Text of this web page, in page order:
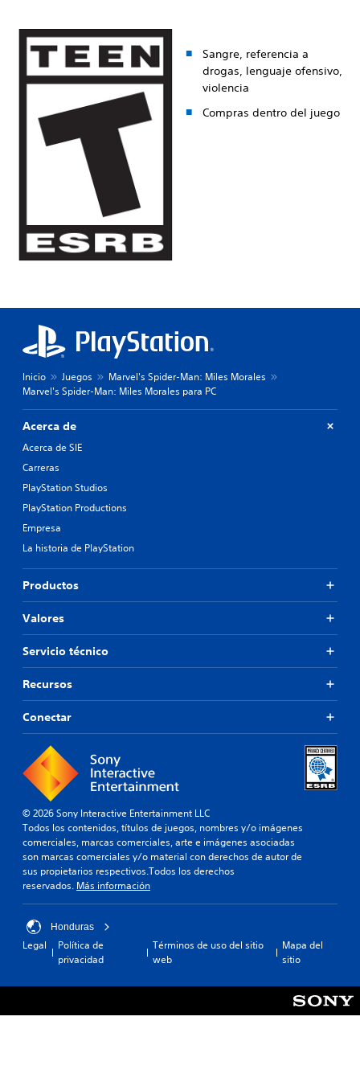
Sangre, referencia a
drogas, lenguaje ofensivo,
violencia
Compras dentro del juego
Inicio Juegos
Marvel's Spider-Man: Miles Morales
Marvel's Spider-Man: Miles Morales para PC
Acerca de
Acerca de SIE
Carreras
PlayStation Studios
PlayStation Productions
Empresa
La historia de PlayStation
Productos
Valores
Servicio técnico
Recursos
Conectar
© 2026 Sony Interactive Entertainment LLC
Todos los contenidos, títulos de juegos, nombres y/o imágenes
comerciales, marcas comerciales, arte e imágenes asociadas
son marcas comerciales y/o material con derechos de autor de
sus propietarios respectivos.Todos los derechos
reservados. Más información
Honduras
Legal
Política de
privacidad
Términos de uso del sitio
web
Mapa del
sitio